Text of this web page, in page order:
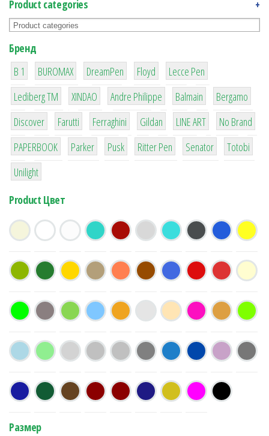
Product categories +
Бренд
B 1
1
BUROMAX
1
DreamPen
2
Floyd
2
Lecce Pen
3
Lediberg ТМ
3
XINDAO
1
Andre Philippe
4
Balmain
26
Bergamo
64
Discover
299
Farutti
4
Ferraghini
42
Gildan
4
LINE ART
90
No Brand
8
PAPERBOOK
6
Parker
2
Pusk
22
Ritter Pen
15
Senator
43
Totobi
1
Unilight
Product Цвет
Размер